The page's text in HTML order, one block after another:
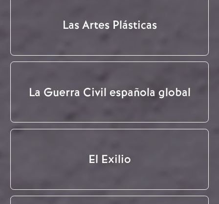
Las Artes Plásticas
La Guerra Civil española global
El Exilio